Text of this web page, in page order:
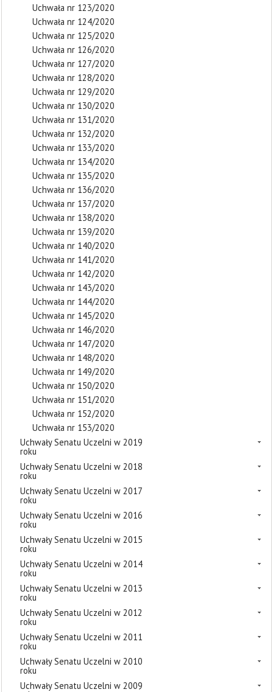
Uchwała nr 123/2020
Uchwała nr 124/2020
Uchwała nr 125/2020
Uchwała nr 126/2020
Uchwała nr 127/2020
Uchwała nr 128/2020
Uchwała nr 129/2020
Uchwała nr 130/2020
Uchwała nr 131/2020
Uchwała nr 132/2020
Uchwała nr 133/2020
Uchwała nr 134/2020
Uchwała nr 135/2020
Uchwała nr 136/2020
Uchwała nr 137/2020
Uchwała nr 138/2020
Uchwała nr 139/2020
Uchwała nr 140/2020
Uchwała nr 141/2020
Uchwała nr 142/2020
Uchwała nr 143/2020
Uchwała nr 144/2020
Uchwała nr 145/2020
Uchwała nr 146/2020
Uchwała nr 147/2020
Uchwała nr 148/2020
Uchwała nr 149/2020
Uchwała nr 150/2020
Uchwała nr 151/2020
Uchwała nr 152/2020
Uchwała nr 153/2020
Uchwały Senatu Uczelni w 2019
roku
Uchwały Senatu Uczelni w 2018
roku
Uchwały Senatu Uczelni w 2017
roku
Uchwały Senatu Uczelni w 2016
roku
Uchwały Senatu Uczelni w 2015
roku
Uchwały Senatu Uczelni w 2014
roku
Uchwały Senatu Uczelni w 2013
roku
Uchwały Senatu Uczelni w 2012
roku
Uchwały Senatu Uczelni w 2011
roku
Uchwały Senatu Uczelni w 2010
roku
Uchwały Senatu Uczelni w 2009